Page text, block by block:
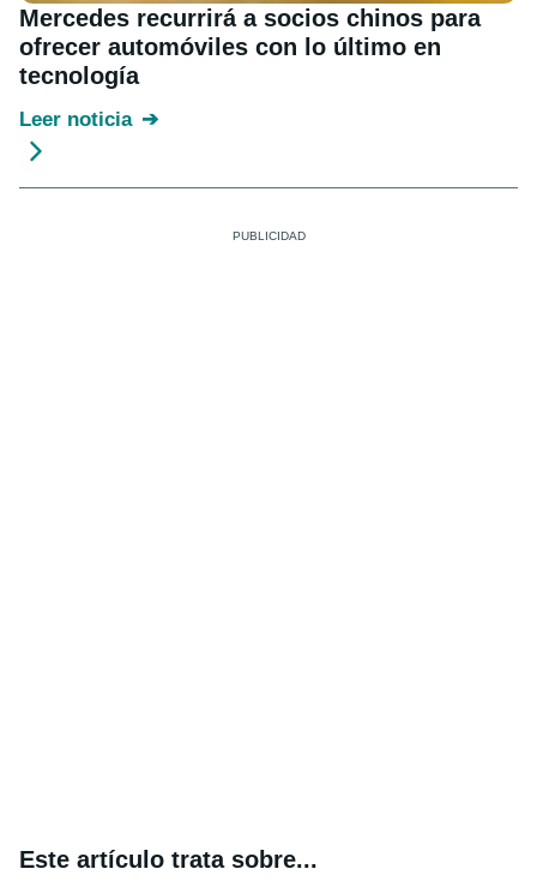
Mercedes recurrirá a socios chinos para
ofrecer automóviles con lo último en
tecnología
Leer noticia
Este artículo trata sobre...